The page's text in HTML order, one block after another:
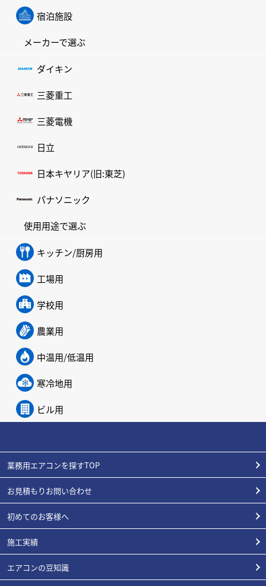
宿泊施設
メーカーで選ぶ
ダイキン
三菱重工
三菱電機
日立
日本キヤリア(旧:東芝)
パナソニック
使用用途で選ぶ
キッチン/厨房用
工場用
学校用
農業用
中温用/低温用
寒冷地用
ビル用
業務用エアコンを探すTOP
お見積もりお問い合わせ
初めてのお客様へ
施工実績
エアコンの豆知識